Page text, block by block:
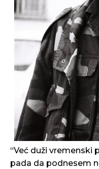
“Već duži vremenski
pada da podnesem